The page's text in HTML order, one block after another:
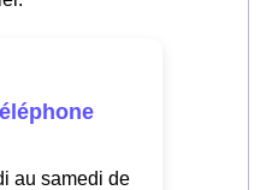
au samedi de